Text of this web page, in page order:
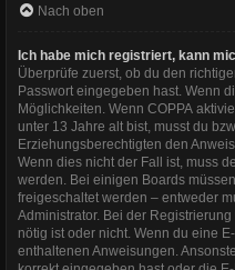
Nach oben
Ich habe mich registriert, kann
Überprüfe zuerst, ob du den
Passwort eingegeben hast. Wenn
Möglichkeiten. Wenn COPPA
unter 13 Jahre alt bist, musst du
Erziehungsberechtigten den
Wenn dies nicht der Fall ist, muss
werden. Bei einigen Boards
freigeschaltet werden – entweder
Administrator. Bei der
nötig ist oder nicht. Wenn du eine
enthaltenen Anweisungen.